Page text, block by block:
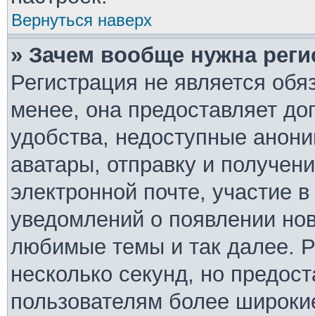
Вернуться наверх
» Зачем вообще нужна
Регистрация не является
менее, она предоставляет
удобства, недоступные
аватары, отправку и
электронной почте, участие
уведомлений о появлении
любимые темы и так далее.
несколько секунд, но
пользователям более